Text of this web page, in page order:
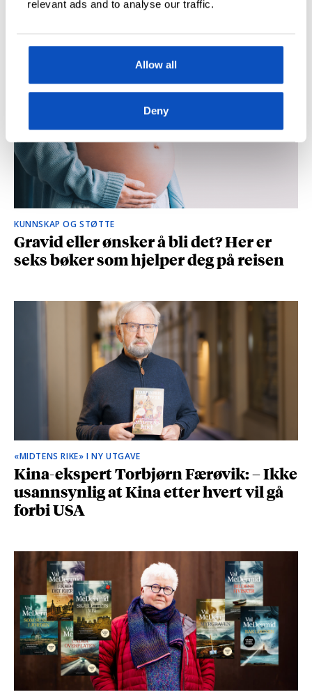
relevant ads and to analyse our traffic.
Allow all
Deny
og spionasje ble helt uinteressant i
KUNNSKAP OG STØTTE
Gravid eller ønsker å bli det? Her er
seks bøker som hjelper deg på reisen
«MIDTENS RIKE» I NY UTGAVE
Kina-ekspert Torbjørn Færøvik: – Ikke
usannsynlig at Kina etter hvert vil gå
forbi USA